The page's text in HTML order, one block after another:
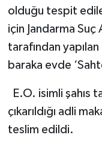
olduğu tespit
için Jandarma Suç
tarafından
baraka evde
E.O. isimli şahıs
çıkarıldığı adli
teslim edildi.